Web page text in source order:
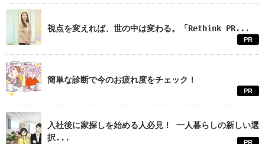
視点を変えれば、世の中は変わる。「Rethink PR...
PR
簡単な診断で今のお疲れ度をチェック！
PR
入社後に家探しを始める人必見！ 一人暮らしの新しい選
択...
PR